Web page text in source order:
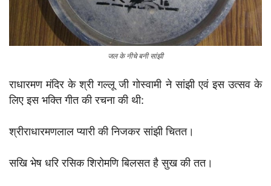
जल के नीचे बनी सांझी
राधारमण मंदिर के श्री गल्लू जी गोस्वामी ने सांझी एवं इस उत्सव के
लिए इस भक्ति गीत की रचना की थी:
श्रीराधारमणलाल प्यारी की निजकर सांझी चितत।
सखि भेष धरि रसिक शिरोमणि बिलसत है सुख की तत।